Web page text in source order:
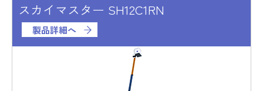
スカイマスター SH12C1RN
製品詳細へ